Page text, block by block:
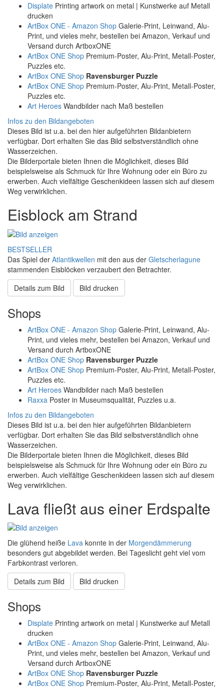
Displate Printing artwork on metal | Kunstwerke auf Metall
drucken
ArtBox ONE - Amazon Shop Galerie-Print, Leinwand, Alu-
Print, und vieles mehr, bestellen bei Amazon, Verkauf und
Versand durch ArtboxONE
ArtBox ONE Shop Premium-Poster, Alu-Print, Metall-Poster,
Puzzles etc.
ArtBox ONE Shop Ravensburger Puzzle
ArtBox ONE Shop Premium-Poster, Alu-Print, Metall-Poster,
Puzzles etc.
Art Heroes Wandbilder nach Maß bestellen
Infos zu den Bildangeboten
Dieses Bild ist u.a. bei den hier aufgeführten Bildanbietern
verfügbar. Dort erhalten Sie das Bild selbstverständlich ohne
Wasserzeichen.
Die Bilderportale bieten Ihnen die Möglichkeit, dieses Bild
beispielsweise als Schmuck für Ihre Wohnung oder ein Büro zu
erwerben. Auch vielfältige Geschenkideen lassen sich auf diesem
Weg verwirklichen.
Eisblock am Strand
BESTSELLER
Das Spiel der Atlantikwellen mit den aus der Gletscherlagune
stammenden Eisblöcken verzaubert den Betrachter.
Details zum Bild
Bild drucken
Shops
ArtBox ONE - Amazon Shop Galerie-Print, Leinwand, Alu-
Print, und vieles mehr, bestellen bei Amazon, Verkauf und
Versand durch ArtboxONE
ArtBox ONE Shop Ravensburger Puzzle
ArtBox ONE Shop Premium-Poster, Alu-Print, Metall-Poster,
Puzzles etc.
Art Heroes Wandbilder nach Maß bestellen
Raxxa Poster in Museumsqualität, Puzzles u.a.
Infos zu den Bildangeboten
Dieses Bild ist u.a. bei den hier aufgeführten Bildanbietern
verfügbar. Dort erhalten Sie das Bild selbstverständlich ohne
Wasserzeichen.
Die Bilderportale bieten Ihnen die Möglichkeit, dieses Bild
beispielsweise als Schmuck für Ihre Wohnung oder ein Büro zu
erwerben. Auch vielfältige Geschenkideen lassen sich auf diesem
Weg verwirklichen.
Lava fließt aus einer Erdspalte
Die glühend heiße Lava konnte in der Morgendämmerung
besonders gut abgebildet werden. Bei Tageslicht geht viel vom
Farbkontrast verloren.
Details zum Bild
Bild drucken
Shops
Displate Printing artwork on metal | Kunstwerke auf Metall
drucken
ArtBox ONE - Amazon Shop Galerie-Print, Leinwand, Alu-
Print, und vieles mehr, bestellen bei Amazon, Verkauf und
Versand durch ArtboxONE
ArtBox ONE Shop Ravensburger Puzzle
ArtBox ONE Shop Premium-Poster, Alu-Print, Metall-Poster,